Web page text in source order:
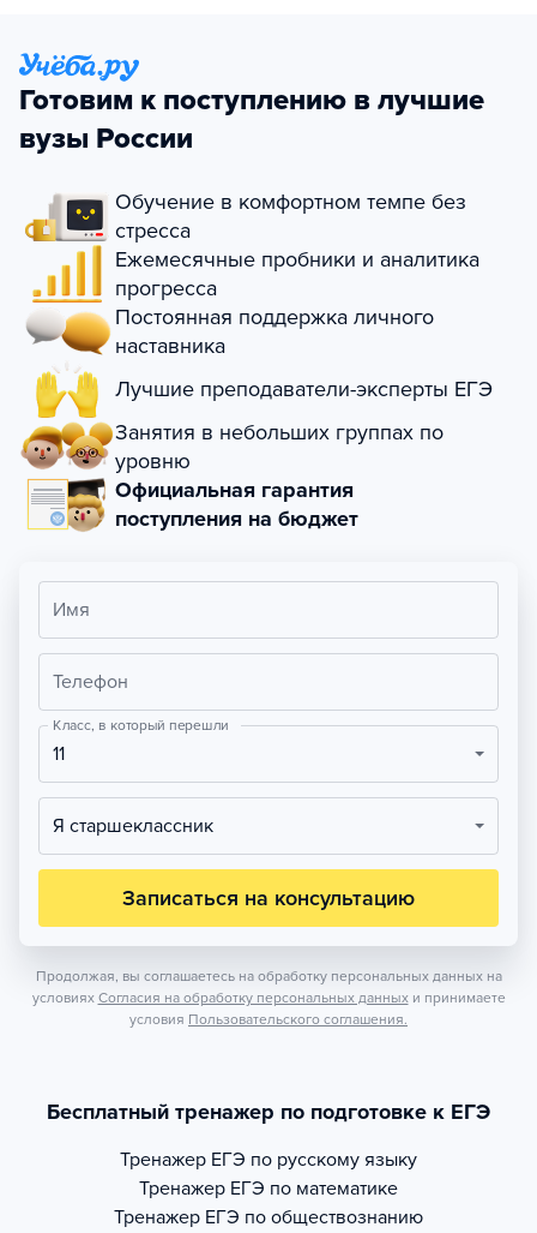
Готовим к поступлению в лучшие
вузы России
Обучение в комфортном темпе без
стресса
Ежемесячные пробники и аналитика
прогресса
Постоянная поддержка личного
наставника
Лучшие преподаватели-эксперты ЕГЭ
Занятия в небольших группах по
уровню
Официальная гарантия
поступления на бюджет
Имя
Телефон
Класс, в который перешли
11
Я старшеклассник
Записаться на консультацию
Продолжая, вы соглашаетесь на обработку персональных данных на
условиях Согласия на обработку персональных данных и принимаете
условия Пользовательского соглашения.
Бесплатный тренажер по подготовке к ЕГЭ
Тренажер ЕГЭ по русскому языку
Тренажер ЕГЭ по математике
Тренажер ЕГЭ по обществознанию